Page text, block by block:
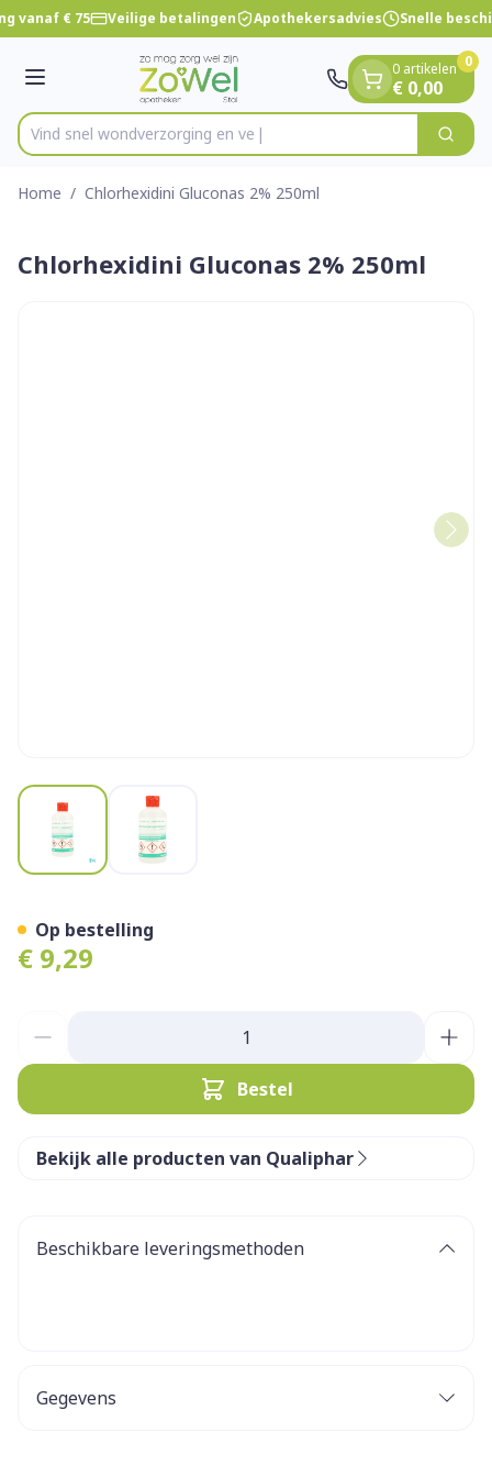
Ga naar de inhoud
1 van 1
vanaf € 75 Veilige betalingen Apothekersadvies Snelle
Menu
Product, merk, categorie...
Vind snel wondverzorgi Zoek
0 artikelen
€ 0,00
0
Home / Chlorhexidini Gluconas 2% 250ml
Chlorhexidini Gluconas 2% 250ml
View larger imageView larger image
€ 9,29
Bestel
Op bestelling
Bekijk alle producten van Qualiphar
Beschikbare leveringsmethoden
Gegevens